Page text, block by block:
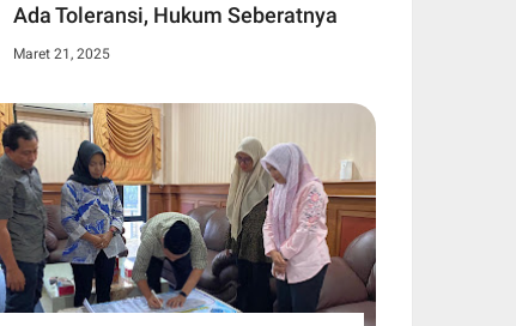
Ada Toleransi, Hukum Seberatnya
Maret 21, 2025